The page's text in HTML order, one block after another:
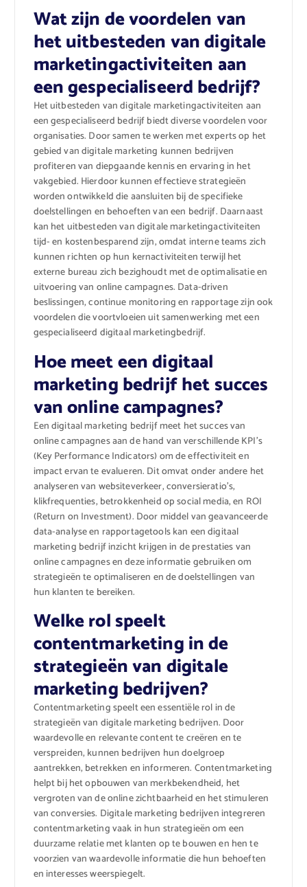
Wat zijn de voordelen van
het uitbesteden van digitale
marketingactiviteiten aan
een gespecialiseerd bedrijf?
Het uitbesteden van digitale marketingactiviteiten aan
een gespecialiseerd bedrijf biedt diverse voordelen voor
organisaties. Door samen te werken met experts op het
gebied van digitale marketing kunnen bedrijven
profiteren van diepgaande kennis en ervaring in het
vakgebied. Hierdoor kunnen effectieve strategieën
worden ontwikkeld die aansluiten bij de specifieke
doelstellingen en behoeften van een bedrijf. Daarnaast
kan het uitbesteden van digitale marketingactiviteiten
tijd- en kostenbesparend zijn, omdat interne teams zich
kunnen richten op hun kernactiviteiten terwijl het
externe bureau zich bezighoudt met de optimalisatie en
uitvoering van online campagnes. Data-driven
beslissingen, continue monitoring en rapportage zijn ook
voordelen die voortvloeien uit samenwerking met een
gespecialiseerd digitaal marketingbedrijf.
Hoe meet een digitaal
marketing bedrijf het succes
van online campagnes?
Een digitaal marketing bedrijf meet het succes van
online campagnes aan de hand van verschillende KPI’s
(Key Performance Indicators) om de effectiviteit en
impact ervan te evalueren. Dit omvat onder andere het
analyseren van websiteverkeer, conversieratio’s,
klikfrequenties, betrokkenheid op social media, en ROI
(Return on Investment). Door middel van geavanceerde
data-analyse en rapportagetools kan een digitaal
marketing bedrijf inzicht krijgen in de prestaties van
online campagnes en deze informatie gebruiken om
strategieën te optimaliseren en de doelstellingen van
hun klanten te bereiken.
Welke rol speelt
contentmarketing in de
strategieën van digitale
marketing bedrijven?
Contentmarketing speelt een essentiële rol in de
strategieën van digitale marketing bedrijven. Door
waardevolle en relevante content te creëren en te
verspreiden, kunnen bedrijven hun doelgroep
aantrekken, betrekken en informeren. Contentmarketing
helpt bij het opbouwen van merkbekendheid, het
vergroten van de online zichtbaarheid en het stimuleren
van conversies. Digitale marketing bedrijven integreren
contentmarketing vaak in hun strategieën om een ​​
duurzame relatie met klanten op te bouwen en hen te
voorzien van waardevolle informatie die hun behoeften
en interesses weerspiegelt.